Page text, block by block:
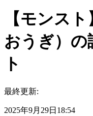
【モンス
おうぎ）の
ト
最終更新:
2025年9月29日18:54